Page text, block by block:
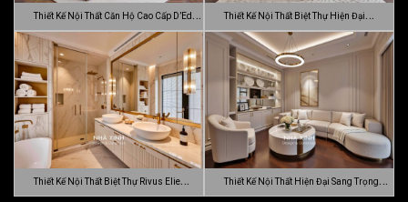
Thiết Kế Nội Thất Căn Hộ Cao Cấp D’Edge
…
Thiết Kế Nội Thất Biệt Thự Hiện Đại
Luca…
Thiết Kế Nội Thất Biệt Thự Rivus Elie Thiết Kế Nội Thất Hiện Đại Sang Trọng